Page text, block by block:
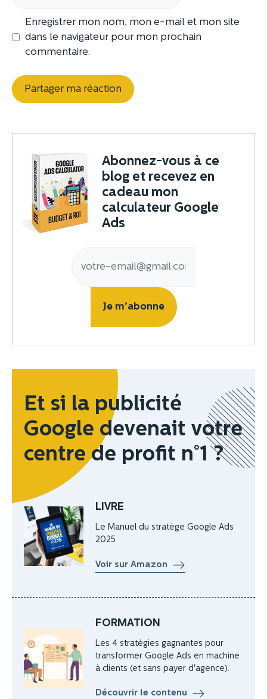
Enregistrer mon nom, mon e-mail et mon site
dans le navigateur pour mon prochain
commentaire.
Abonnez-vous à ce
blog et recevez en
cadeau mon
calculateur Google
Ads
Et si la publicité
Google devenait votre
centre de profit n°1 ?
LIVRE
Le Manuel du stratège Google Ads
2025
Voir sur Amazon
FORMATION
Les 4 stratégies gagnantes pour
transformer Google Ads en machine
à clients (et sans payer d'agence).
Découvrir le contenu